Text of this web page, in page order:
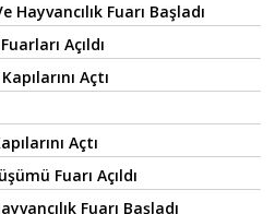
Hayvancılık Fuarı Başladı
Açıldı
Açtı
Açtı
Fuarı Açıldı
Fuarı Başladı